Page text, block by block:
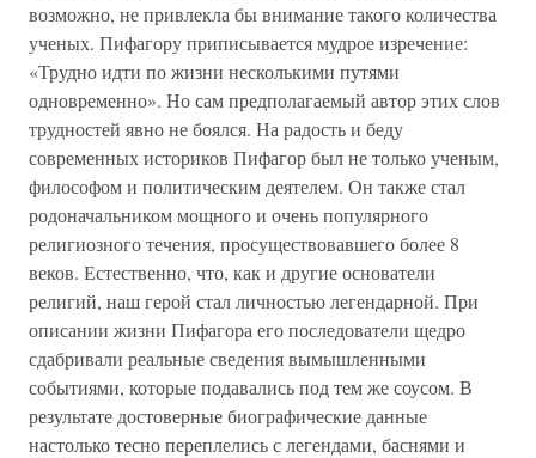
возможно, не привлекла бы внимание такого количества
ученых. Пифагору приписывается мудрое изречение:
«Трудно идти по жизни несколькими путями
одновременно». Но сам предполагаемый автор этих слов
трудностей явно не боялся. На радость и беду
современных историков Пифагор был не только ученым,
философом и политическим деятелем. Он также стал
родоначальником мощного и очень популярного
религиозного течения, просуществовавшего более 8
веков. Естественно, что, как и другие основатели
религий, наш герой стал личностью легендарной. При
описании жизни Пифагора его последователи щедро
сдабривали реальные сведения вымышленными
событиями, которые подавались под тем же соусом. В
результате достоверные биографические данные
настолько тесно переплелись с легендами, баснями и